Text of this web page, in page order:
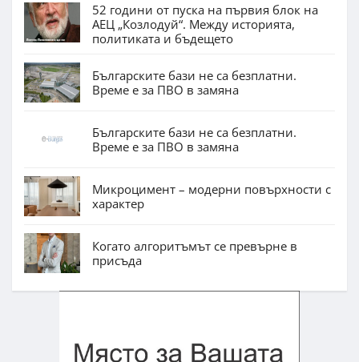
52 години от пуска на първия блок на
АЕЦ „Козлодуй“. Между историята,
политиката и бъдещето
Българските бази не са безплатни.
Време е за ПВО в замяна
Българските бази не са безплатни.
Време е за ПВО в замяна
Микроцимент – модерни повърхности с
характер
Когато алгоритъмът се превърне в
присъда